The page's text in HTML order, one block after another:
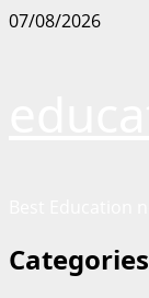
Skip
07/08/2026
Categories